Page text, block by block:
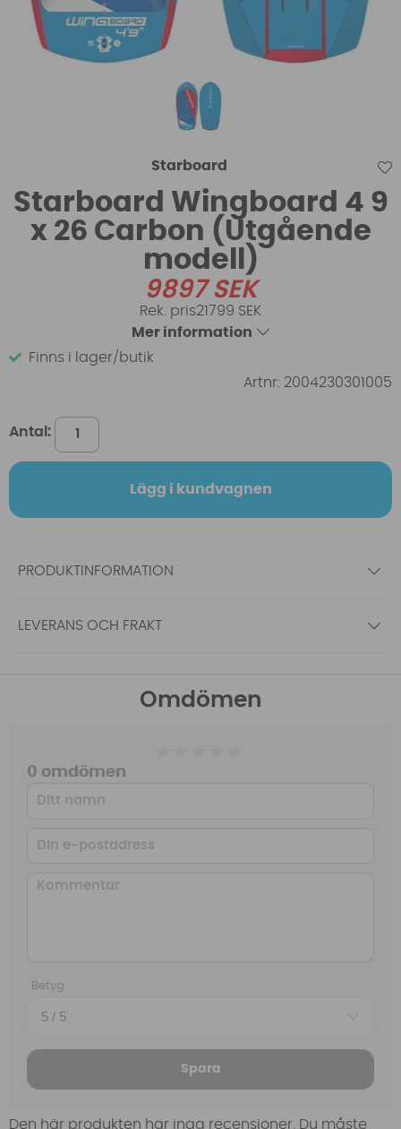
Starboard
Starboard Wingboard 4 9
x 26 Carbon (Utgående
modell)
9897SEK
21799 SEK
Mer information
Finns i lager/butik
Artnr: 2004230301005
Antal:
Lägg i kundvagnen
PRODUKTINFORMATION
LEVERANS OCH FRAKT
Omdömen
0 omdömen
Betyg
Spara
Den här produkten har inga recensioner. Du måste